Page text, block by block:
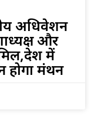
अधिवेशन
और
में
होगा मंथन